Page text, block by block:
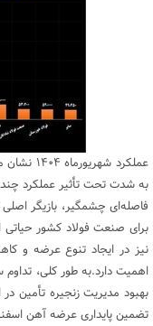
عملکرد
به شدت تحت تأثیر عملکرد
فاصله‌ای چشمگیر، بازیگر
برای صنعت فولاد کشور
نیز در ایجاد تنوع عرضه و
اهمیت دارد.به طور کلی، تداوم
بهبود مدیریت زنجیره تأمین
تضمین پایداری عرضه آهن